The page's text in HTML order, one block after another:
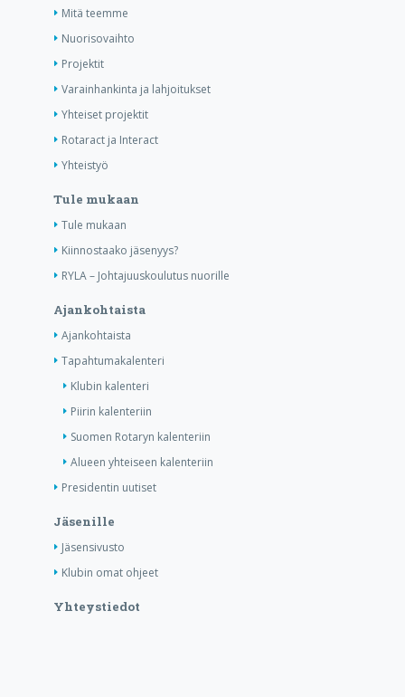
Mitä teemme
Nuorisovaihto
Projektit
Varainhankinta ja lahjoitukset
Yhteiset projektit
Rotaract ja Interact
Yhteistyö
Tule mukaan
Tule mukaan
Kiinnostaako jäsenyys?
RYLA – Johtajuuskoulutus nuorille
Ajankohtaista
Ajankohtaista
Tapahtumakalenteri
Klubin kalenteri
Piirin kalenteriin
Suomen Rotaryn kalenteriin
Alueen yhteiseen kalenteriin
Presidentin uutiset
Jäsenille
Jäsensivusto
Klubin omat ohjeet
Yhteystiedot